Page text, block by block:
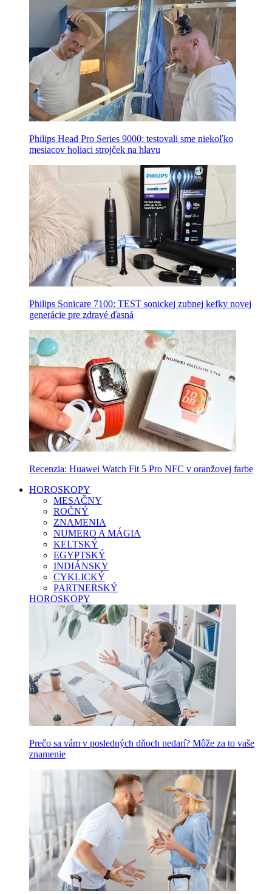
Philips Head Pro Series 9000: testovali sme niekoľko
mesiacov holiaci strojček na hlavu
Philips Sonicare 7100: TEST sonickej zubnej kefky novej
generácie pre zdravé ďasná
Recenzia: Huawei Watch Fit 5 Pro NFC v oranžovej farbe
HOROSKOPY
MESAČNY
ROČNÝ
ZNAMENIA
NUMERO A MÁGIA
KELTSKÝ
EGYPTSKÝ
INDIÁNSKY
CYKLICKÝ
PARTNERSKÝ
HOROSKOPY
Prečo sa vám v posledných dňoch nedarí? Môže za to vaše
znamenie